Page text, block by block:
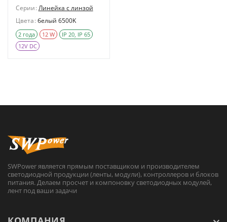
Серии: Линейка с линзой
Цвета: белый 6500K
2 года 12 W
IP 20, IP 65
12V DC
SWPower является прямым поставщиком и производителем
светодиодной продукции (ленты, модули), контроллеров и блоков
питания. Делаем просчет и компоновку светодиодных модулей,
лент под ваши задачи